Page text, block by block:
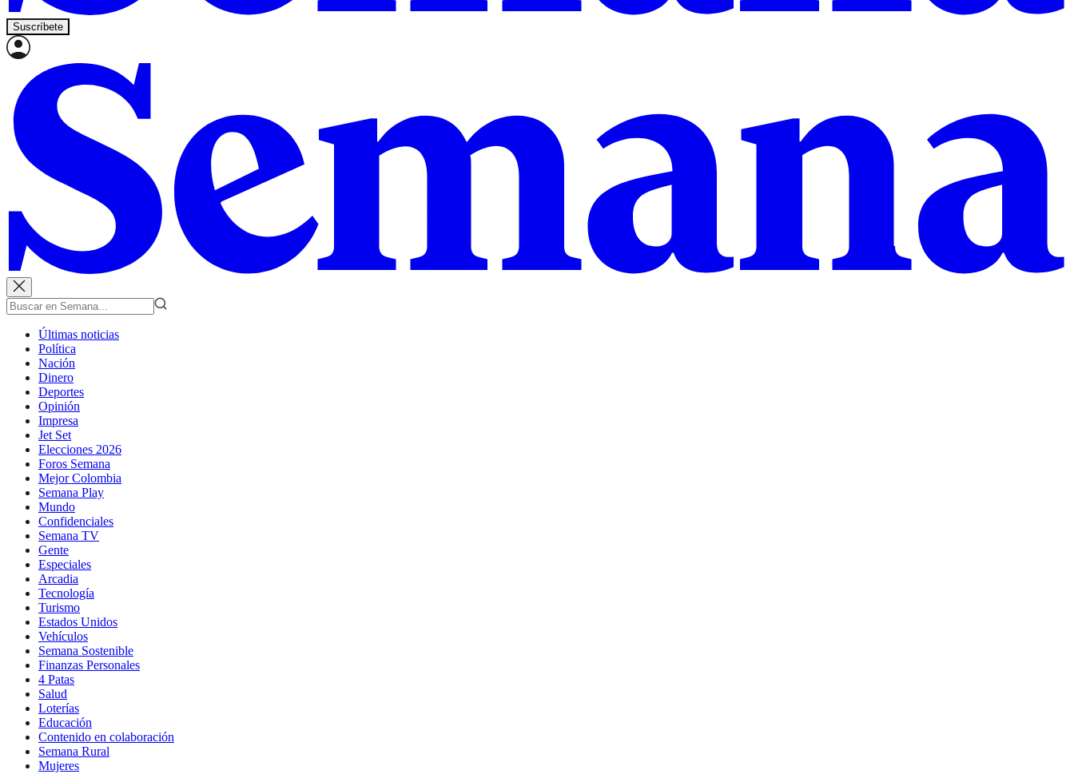
Suscríbete
Últimas noticias
Política
Nación
Dinero
Deportes
Opinión
Impresa
Jet Set
Elecciones 2026
Foros Semana
Mejor Colombia
Semana Play
Mundo
Confidenciales
Semana TV
Gente
Especiales
Arcadia
Tecnología
Turismo
Estados Unidos
Vehículos
Semana Sostenible
Finanzas Personales
4 Patas
Salud
Loterías
Educación
Contenido en colaboración
Semana Rural
Mujeres